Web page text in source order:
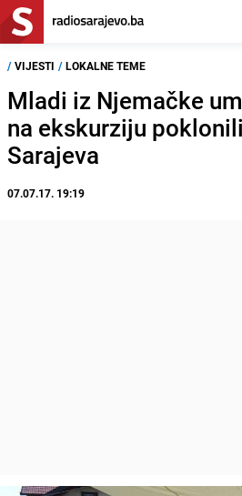
/ VIJESTI / LOKALNE TEME
Mladi iz Njemačke
na ekskurziju
Sarajeva
07.07.17. 19:19